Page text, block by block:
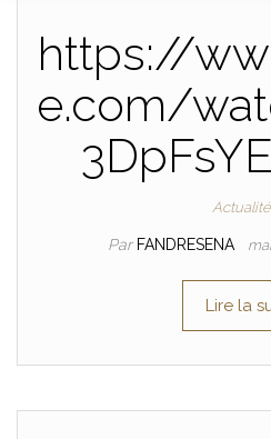
https://
e.com/
Par FANDRESENA
Lire la